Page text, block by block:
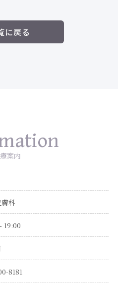
に戻る
案内
科
19:00
8181